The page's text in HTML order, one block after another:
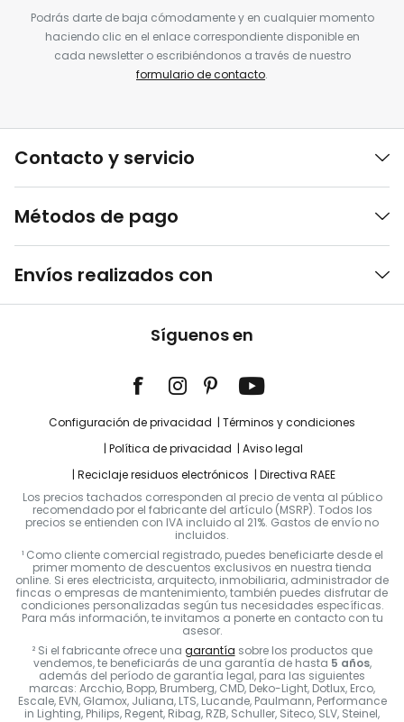
Podrás darte de baja cómodamente y en cualquier momento
haciendo clic en el enlace correspondiente disponible en
cada newsletter o escribiéndonos a través de nuestro
formulario de contacto.
Contacto y servicio
Métodos de pago
Envíos realizados con
Síguenos en
Configuración de privacidad
Términos y condiciones
Política de privacidad
Aviso legal
Reciclaje residuos electrónicos
Directiva RAEE
Los precios tachados corresponden al precio de venta al público
recomendado por el fabricante del artículo (MSRP). Todos los
precios se entienden con IVA incluido al 21%. Gastos de envío no
incluidos.
¹ Como cliente comercial registrado, puedes beneficiarte desde el
primer momento de descuentos exclusivos en nuestra tienda
online. Si eres electricista, arquitecto, inmobiliaria, administrador de
fincas o empresas de mantenimiento, también puedes disfrutar de
condiciones personalizadas según tus necesidades específicas.
Para más información, te invitamos a ponerte en contacto con tu
asesor.
² Si el fabricante ofrece una garantía sobre los productos que
vendemos, te beneficiarás de una garantía de hasta 5 años,
además del período de garantía legal, para las siguientes
marcas: Arcchio, Bopp, Brumberg, CMD, Deko-Light, Dotlux, Erco,
Escale, EVN, Glamox, Juliana, LTS, Lucande, Paulmann, Performance
in Lighting, Philips, Regent, Ribag, RZB, Schuller, Siteco, SLV, Steinel,